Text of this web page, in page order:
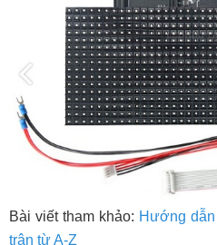
Bài viết tham khảo: Hướng
trận từ A-Z